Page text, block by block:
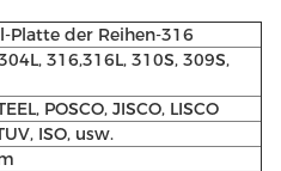
Platte der Reihen-316
316,316L, 310S, 309S,
POSCO, JISCO, LISCO
ISO, usw.